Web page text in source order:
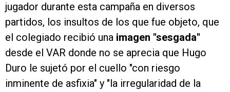
jugador durante esta campaña en diversos
partidos, los insultos de los que fue objeto, que
el colegiado recibió una imagen "sesgada"
desde el VAR donde no se aprecia que Hugo
Duro le sujetó por el cuello "con riesgo
inminente de asfixia" y "la irregularidad de la